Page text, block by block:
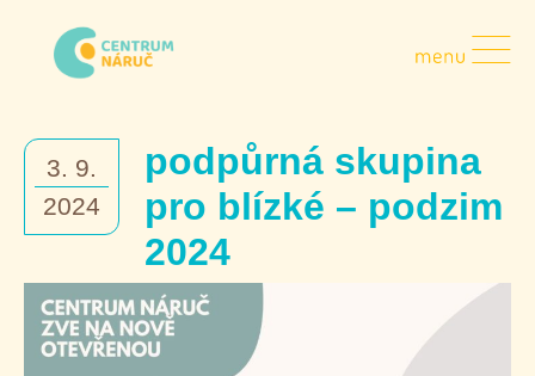
obsahu
s.
3. 9.
2024
podpůrná skupina
pro blízké – podzim
2024